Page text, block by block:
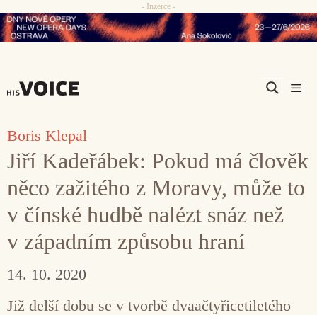
Přeskočit
na
- Inzerce -
Boris Klepal
Jiří Kadeřábek: Pokud má člověk
něco zažitého z Moravy, může to
v čínské hudbě nalézt snáz než
v západním způsobu hraní
14. 10. 2020
Již delší dobu se v tvorbě dvaačtyřicetiletého